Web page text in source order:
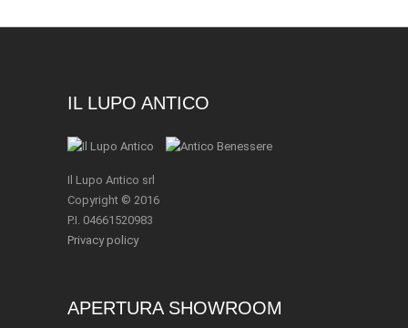
IL LUPO ANTICO
Il Lupo Antico srl
Copyright © 2016
P.I. 04661520983
Privacy policy
APERTURA SHOWROOM